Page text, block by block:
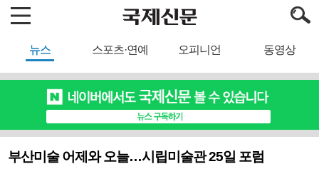
뉴스 스포츠·연예 오피니언 동영상
부산미술 어제와 오늘…시립미술관 25일 포럼